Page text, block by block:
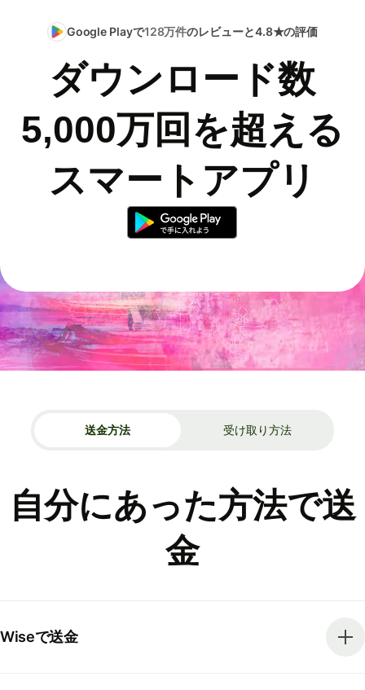
Google Playで128万件のレビューと4.8★の評価
ダウンロード数
5,000万回を超える
スマートアプリ
送金方法 受け取り方法
自分にあった方法で送
金
Wiseで送金